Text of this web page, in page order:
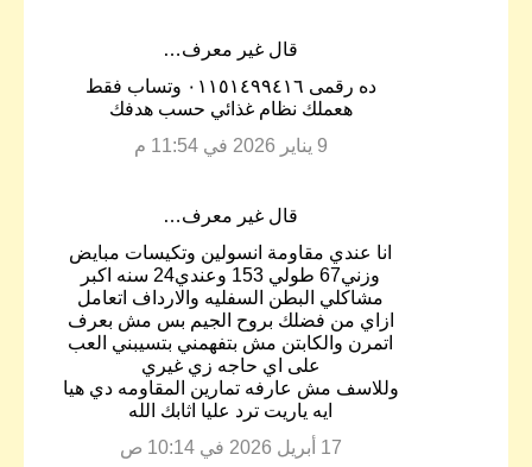
‏قال غير معرف…
ده رقمى ٠١١٥١٤٩٩٤١٦ وتساب فقط
هعملك نظام غذائي حسب هدفك
9 يناير 2026 في 11:54 م
‏قال غير معرف…
انا عندي مقاومة انسولين وتكيسات مبايض
وزني67 طولي 153 وعندي24 سنه اكبر
مشاكلي البطن السفليه والارداف اتعامل
ازاي من فضلك بروح الجيم بس مش بعرف
اتمرن والكابتن مش بتفهمني بتسيبني العب
على اي حاجه زي غيري
وللاسف مش عارفه تمارين المقاومه دي هيا
ايه ياريت ترد عليا اثابك الله
17 أبريل 2026 في 10:14 ص